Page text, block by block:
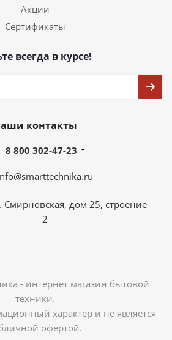
Акции
Сертификаты
всегда в курсе!
контакты
8 800 302-47-23
Смирновская, дом 25, строение
2
- интернет магазин бытовой
техники.
характер и не является
офертой.